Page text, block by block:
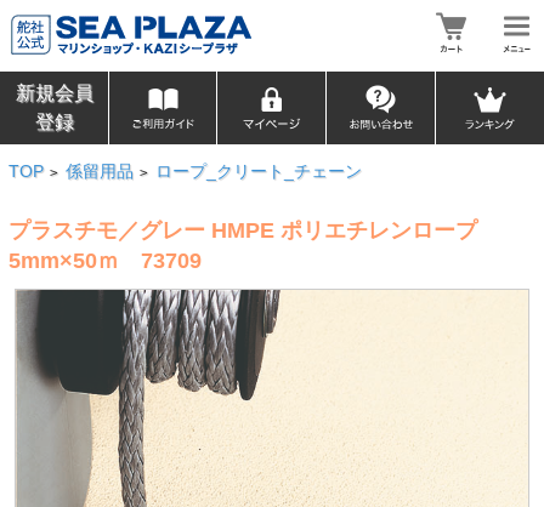
新規会員
登録
TOP > 係留用品 > ロープ_クリート_チェーン
プラスチモ／グレー HMPE ポリエチレンロープ
5mm×50ｍ 73709